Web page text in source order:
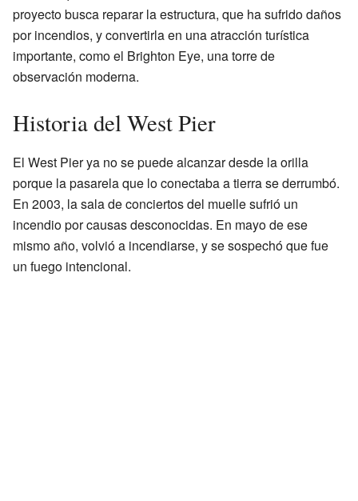
proyecto busca reparar la estructura, que ha sufrido daños
por incendios, y convertirla en una atracción turística
importante, como el Brighton Eye, una torre de
observación moderna.
Historia del West Pier
El West Pier ya no se puede alcanzar desde la orilla
porque la pasarela que lo conectaba a tierra se derrumbó.
En 2003, la sala de conciertos del muelle sufrió un
incendio por causas desconocidas. En mayo de ese
mismo año, volvió a incendiarse, y se sospechó que fue
un fuego intencional.